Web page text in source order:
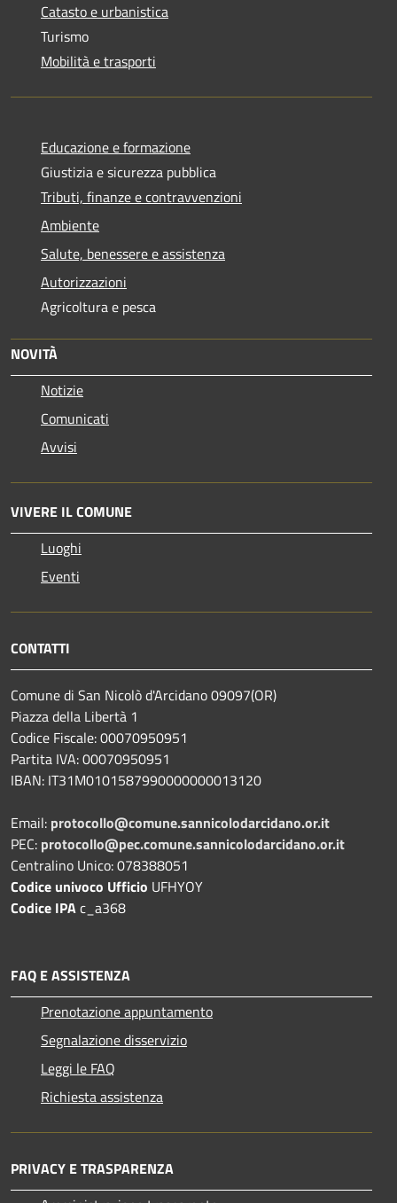
Catasto e urbanistica
Turismo
Mobilità e trasporti
Educazione e formazione
Giustizia e sicurezza pubblica
Tributi, finanze e contravvenzioni
Ambiente
Salute, benessere e assistenza
Autorizzazioni
Agricoltura e pesca
NOVITÀ
Notizie
Comunicati
Avvisi
VIVERE IL COMUNE
Luoghi
Eventi
CONTATTI
Comune di San Nicolò d'Arcidano 09097(OR)
Piazza della Libertà 1
Codice Fiscale: 00070950951
Partita IVA: 00070950951
IBAN: IT31M0101587990000000013120
Email: protocollo@comune.sannicolodarcidano.or.it
PEC: protocollo@pec.comune.sannicolodarcidano.or.it
Centralino Unico: 078388051
Codice univoco Ufficio UFHYOY
Codice IPAc_a368
FAQ E ASSISTENZA
Prenotazione appuntamento
Segnalazione disservizio
Leggi le FAQ
Richiesta assistenza
PRIVACY E TRASPARENZA